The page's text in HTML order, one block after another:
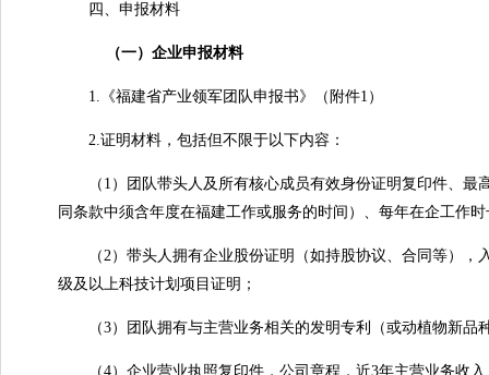
四、申报材料
（一） 企业申报材料
1.《福建省产业领军团队申报书》（附件1）
2.证明材料，包括但不限于以下内容：
（1）团队带头人及所有核心成员有效身份证明复印件、最
同条款中须含年度在福建工作或服务的时间）、每年在企工作
（2）带头人拥有企业股份证明（如持股协议、合同等），
级及以上科技计划项目证明；
（3）团队拥有与主营业务相关的发明专利（或动植物新品
（4）企业营业执照复印件，公司章程，近3年主营业务收入